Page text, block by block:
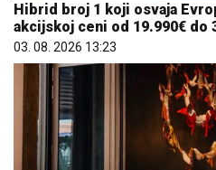
Hibrid broj 1 koji osvaja
akcijskoj ceni od 19.990€ do
03. 08. 2026 13:23